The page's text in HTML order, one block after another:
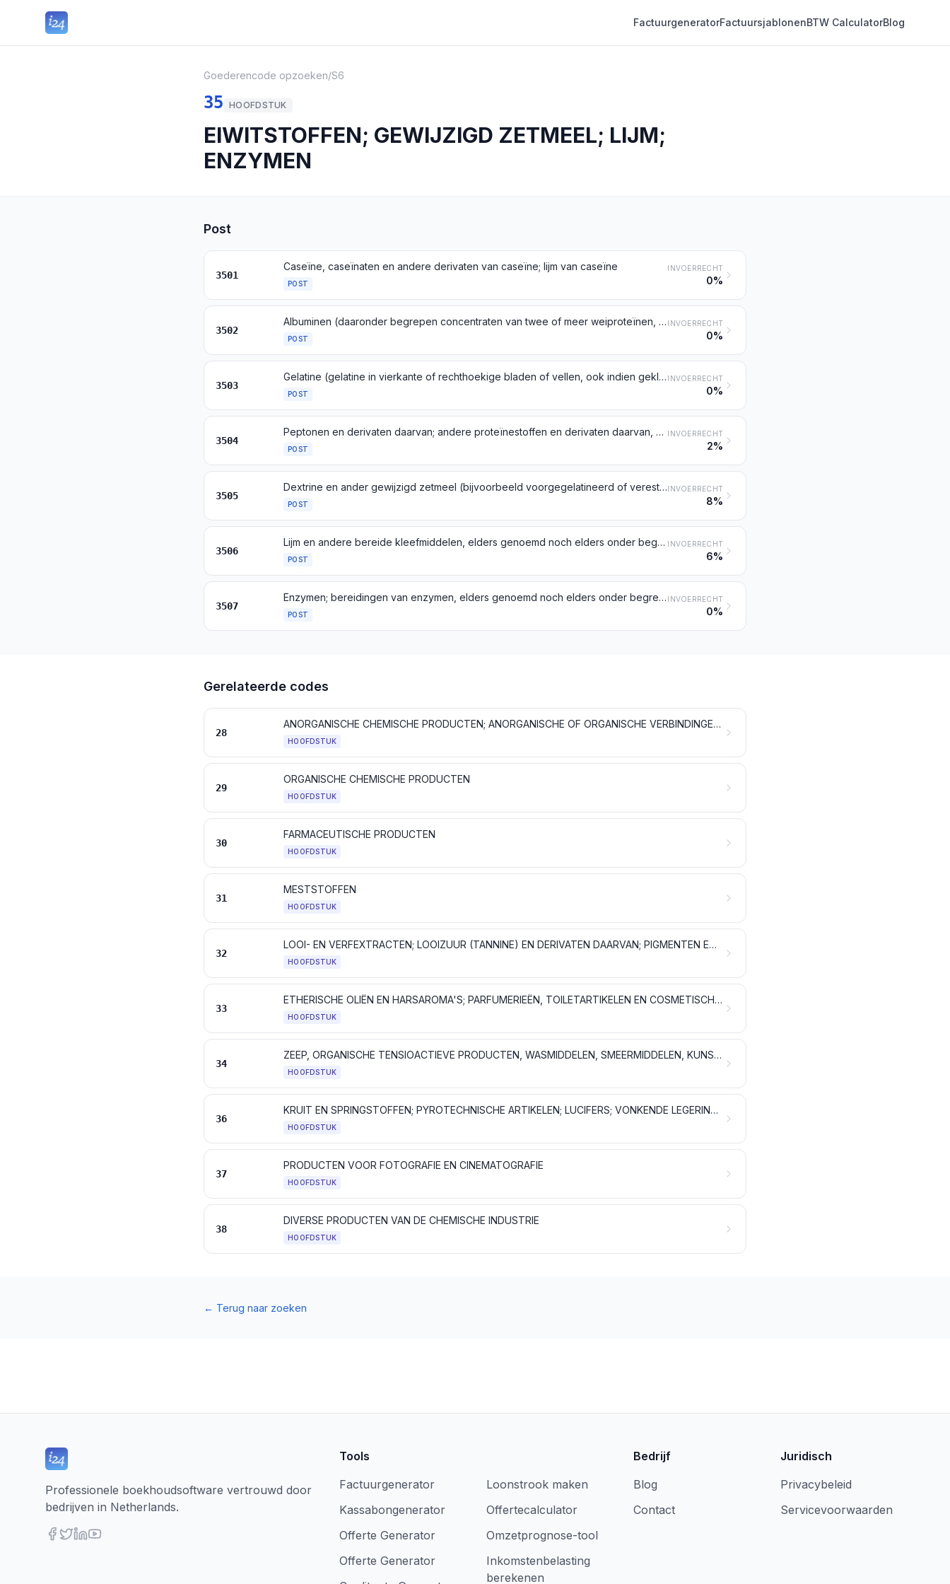
FactuurgeneratorFactuursjablonenBTW CalculatorBlog
Goederencode opzoeken/S6
35 HOOFDSTUK
EIWITSTOFFEN; GEWIJZIGD ZETMEEL; LIJM;
ENZYMEN
Post
3501
Caseïne, caseïnaten en andere derivaten van caseïne; lijm van caseïne
POST
INVOERRECHT
0%
3502
Albuminen (daaronder begrepen concentraten van twee of meer weiproteïnen, bevattende meer dan 80 gewichtspercenten weiproteïnen, berekend op de droge stof), albuminaten en andere derivaten van albuminen
POST
INVOERRECHT
0%
3503
Gelatine (gelatine in vierkante of rechthoekige bladen of vellen, ook indien gekleurd of aan het oppervlak bewerkt, daaronder begrepen) en derivaten daarvan; „isinglass”; andere lijm van dierlijke oorsprong, andere dan lijm van caseïne bedoeld bij post 3501
POST
INVOERRECHT
0%
3504
Peptonen en derivaten daarvan; andere proteïnestoffen en derivaten daarvan, elders genoemd noch elders onder begrepen; poeder van huiden, ook indien behandeld met chroom
POST
INVOERRECHT
2%
3505
Dextrine en ander gewijzigd zetmeel (bijvoorbeeld voorgegelatineerd of veresterd zetmeel); lijm op basis van zetmeel, van dextrine of van ander gewijzigd zetmeel
POST
INVOERRECHT
8%
3506
Lijm en andere bereide kleefmiddelen, elders genoemd noch elders onder begrepen; als lijm of als kleefmiddel te gebruiken producten, opgemaakt voor de verkoop in het klein als lijm of als kleefmiddel, in een opmaak met een nettogewicht van niet meer dan 1 kg
POST
INVOERRECHT
6%
3507
Enzymen; bereidingen van enzymen, elders genoemd noch elders onder begrepen
POST
INVOERRECHT
0%
Gerelateerde codes
28
ANORGANISCHE CHEMISCHE PRODUCTEN; ANORGANISCHE OF ORGANISCHE VERBINDINGEN VAN EDELE METALEN, VAN RADIOACTIEVE ELEMENTEN, VAN ZELDZAME AARDMETALEN EN VAN ISOTOPEN
HOOFDSTUK
29
ORGANISCHE CHEMISCHE PRODUCTEN
HOOFDSTUK
30
FARMACEUTISCHE PRODUCTEN
HOOFDSTUK
31
MESTSTOFFEN
HOOFDSTUK
32
LOOI- EN VERFEXTRACTEN; LOOIZUUR (TANNINE) EN DERIVATEN DAARVAN; PIGMENTEN EN ANDERE KLEUR- EN VERFSTOFFEN; VERF EN VERNIS; MASTIEK; INKT
HOOFDSTUK
33
ETHERISCHE OLIËN EN HARSAROMA'S; PARFUMERIEËN, TOILETARTIKELEN EN COSMETISCHE PRODUCTEN
HOOFDSTUK
34
ZEEP, ORGANISCHE TENSIOACTIEVE PRODUCTEN, WASMIDDELEN, SMEERMIDDELEN, KUNSTWAS, BEREIDE WAS, POETS- EN ONDERHOUDSMIDDELEN, KAARSEN EN DERGELIJKE ARTIKELEN, MODELLEERPASTA'S, TANDTECHNISCHE WASPREPARATEN EN TANDTECHNISCHE PREPARATEN OP BASIS VAN GEBRAND GIPS
HOOFDSTUK
36
KRUIT EN SPRINGSTOFFEN; PYROTECHNISCHE ARTIKELEN; LUCIFERS; VONKENDE LEGERINGEN; ONTVLAMBARE STOFFEN
HOOFDSTUK
37
PRODUCTEN VOOR FOTOGRAFIE EN CINEMATOGRAFIE
HOOFDSTUK
38
DIVERSE PRODUCTEN VAN DE CHEMISCHE INDUSTRIE
HOOFDSTUK
← Terug naar zoeken
Professionele boekhoudsoftware vertrouwd door
bedrijven in Netherlands.
Tools
Factuurgenerator
Kassabongenerator
Offerte Generator
Offerte Generator
Loonstrook maken
Offertecalculator
Omzetprognose-tool
Inkomstenbelasting
berekenen
Bedrijf
Blog
Contact
Juridisch
Privacybeleid
Servicevoorwaarden